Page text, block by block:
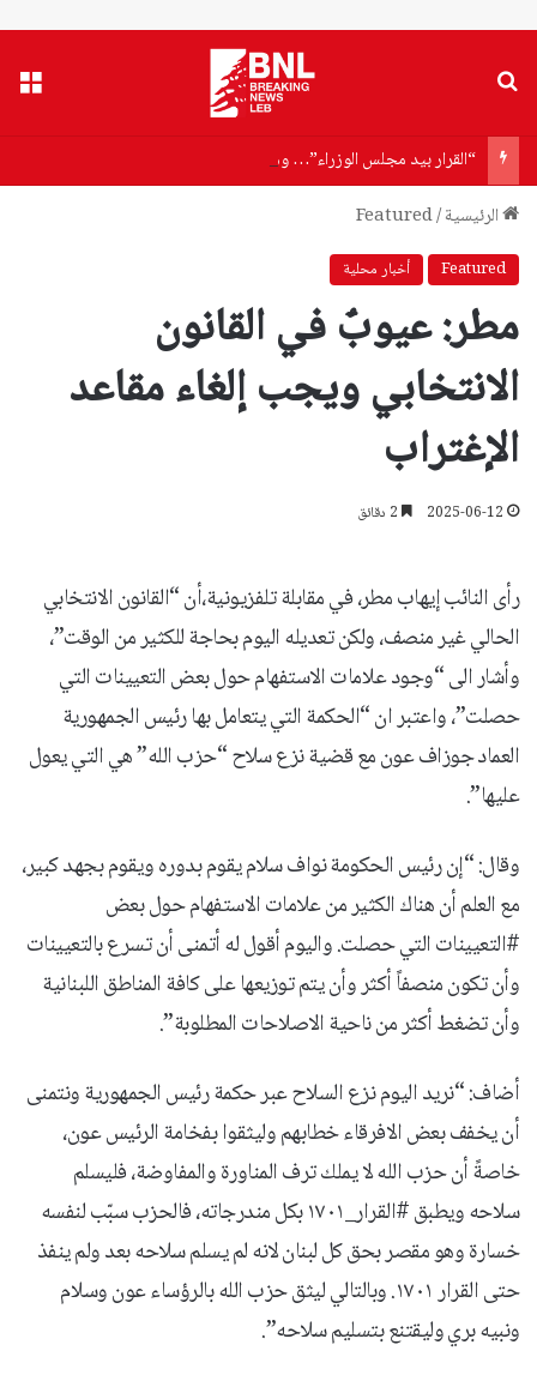
“القرار بيد مجلس الوزراء”… وهاب يفتح ملف الاسترداد إلى سوريا
الرئيسية/
Featured
Featured أخبار محلية
مطر: عيوبٌ في القانون
الانتخابي ويجب إلغاء مقاعد
الإغتراب
2025-06-12
رأى النائب ⁧‫إيهاب مطر‬⁩، في مقابلة تلفزيونية،أن “القانون الانتخابي‬⁩
الحالي غير منصف، ولكن تعديله اليوم بحاجة للكثير من الوقت”،
وأشار الى “وجود علامات الاستفهام حول بعض التعيينات التي
حصلت”، واعتبر ان “الحكمة التي يتعامل بها رئيس الجمهورية
العماد ⁧جوزاف عون‬⁩ مع قضية نزع سلاح “حزب الله” هي التي يعول
عليها”.
وقال: “إن رئيس الحكومة ⁧نواف سلام‬⁩ يقوم بدوره ويقوم بجهد كبير،
مع العلم أن هناك الكثير من علامات الاستفهام حول بعض
⁧‫#التعيينات‬⁩ التي حصلت. واليوم أقول له أتمنى أن تسرع بالتعيينات
وأن تكون منصفاً أكثر وأن يتم توزيعها على كافة المناطق اللبنانية
وأن تضغط أكثر من ناحية الاصلاحات المطلوبة”.
‏أضاف: “نريد اليوم نزع السلاح عبر حكمة رئيس الجمهورية ونتمنى
أن يخفف بعض الافرقاء خطابهم وليثقوا بفخامة الرئيس عون،
خاصةً أن حزب الله لا يملك ترف المناورة والمفاوضة، فليسلم
سلاحه ويطبق ⁧‫#القرار_١٧٠١‬⁩ بكل مندرجاته، فالحزب سبّب لنفسه
خسارة وهو مقصر بحق كل ⁧‫لبنان‬⁩ لانه لم يسلم سلاحه بعد ولم ينفذ
حتى القرار ١٧٠١. وبالتالي ليثق حزب الله بالرؤساء عون وسلام
و⁧نبيه بري‬⁩ وليقتنع بتسليم سلاحه”.